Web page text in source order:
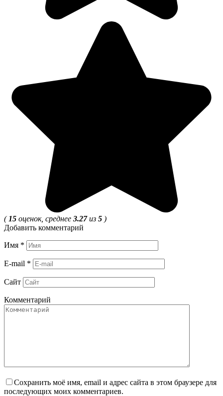
( 15 оценок, среднее 3.27из 5 )
Добавить комментарий
Имя *
E-mail *
Сайт
Комментарий
Сохранить моё имя, email и адрес сайта в этом браузере для
последующих моих комментариев.